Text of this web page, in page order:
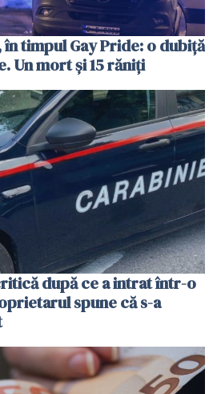
timpul Gay Pride: o dubiță
Un mort și 15 răniți
după ce a intrat într-o
spune că s-a